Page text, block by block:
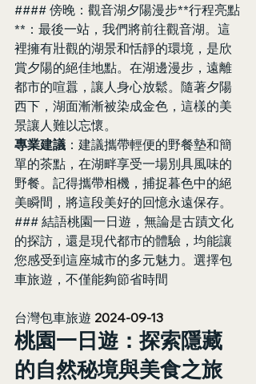
#### 傍晚：觀音湖夕陽漫步**行程亮點
**：最後一站，我們將前往觀音湖。這
裡擁有壯觀的湖景和恬靜的環境，是欣
賞夕陽的絕佳地點。在湖邊漫步，遠離
都市的喧囂，讓人身心放鬆。隨著夕陽
西下，湖面漸漸被染成金色，這樣的美
景讓人難以忘懷。
專業建議 ：建議攜帶輕便的野餐墊和簡
單的茶點，在湖畔享受一場別具風味的
野餐。記得攜帶相機，捕捉暮色中的絕
美瞬間，將這段美好的回憶永遠保存。
### 結語桃園一日遊，無論是古蹟文化
的探訪，還是現代都市的體驗，均能讓
您感受到這座城市的多元魅力。選擇包
車旅遊，不僅能夠節省時間
台灣包車旅遊 2024-09-13
桃園一日遊：探索隱藏
的自然秘境與美食之旅